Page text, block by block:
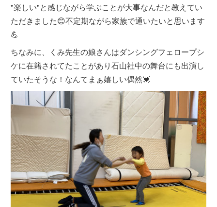
"楽しい"と感じながら学ぶことが大事なんだと教えてい
ただきました😊不定期ながら家族で通いたいと思います
💪
ちなみに、くみ先生の娘さんはダンシングフェロープシ
ケに在籍されてたことがあり石山社中の舞台にも出演し
ていたそうな！なんてまぁ嬉しい偶然💓